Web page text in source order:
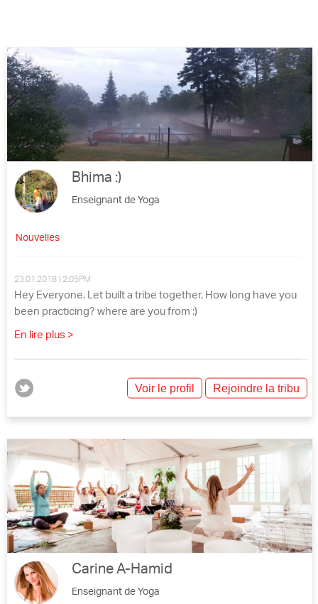
Bhima :)
Enseignant de Yoga
Nouvelles
23.01.2018 | 2:05PM
Hey Everyone. Let built a tribe together, How long have you
been practicing? where are you from :)
En lire plus >
Voir le profil Rejoindre la tribu
Carine A-Hamid
Enseignant de Yoga